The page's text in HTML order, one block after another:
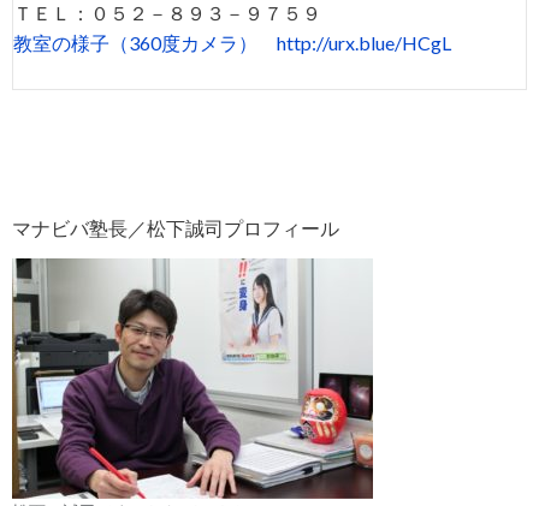
ＴＥＬ：０５２－８９３－９７５９
教室の様子（360度カメラ）
http://urx.blue/HCgL
マナビバ塾長／松下誠司プロフィール